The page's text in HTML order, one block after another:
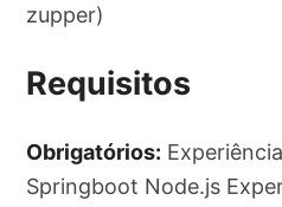
zupper)
Requisitos
Obrigatórios:
Springboot Node.js